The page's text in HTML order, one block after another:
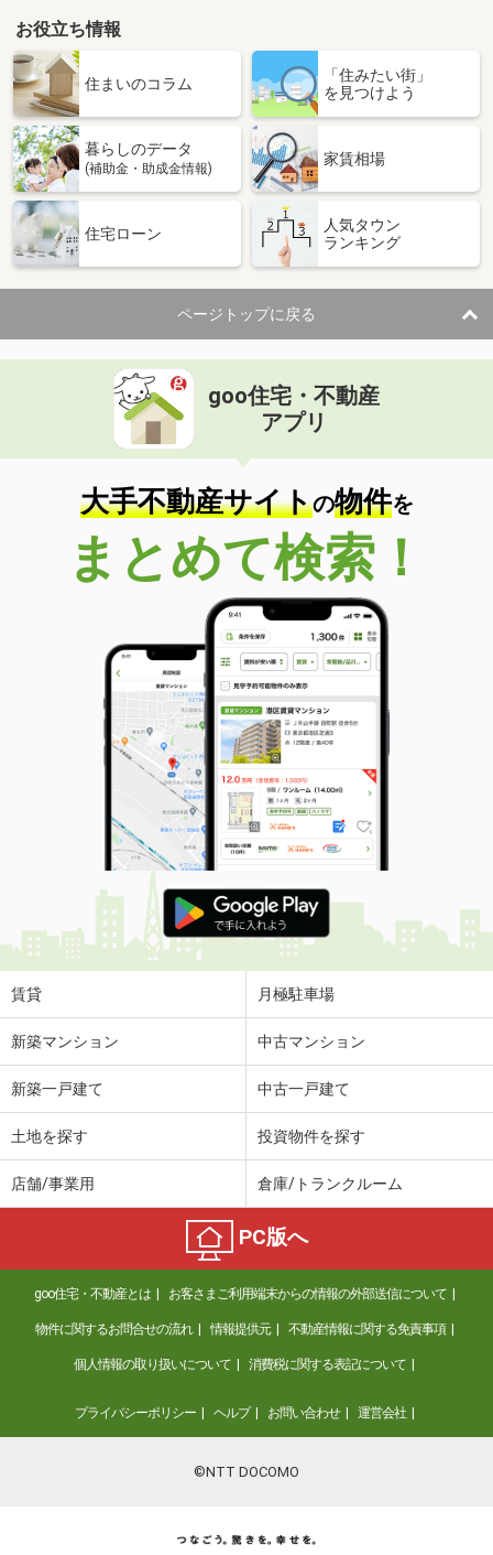
お役立ち情報
住まいのコラム
「住みたい街」
を見つけよう
暮らしのデータ
(補助金・助成金情報)
家賃相場
住宅ローン
人気タウン
ランキング
ページトップに戻る
goo住宅・不動産
アプリ
大手不動産サイトの物件を
まとめて検索！
賃貸 月極駐車場
新築マンション 中古マンション
新築一戸建て 中古一戸建て
土地を探す 投資物件を探す
店舗/事業用 倉庫/トランクルーム
PC版へ
goo住宅・不動産とは お客さまご利用端末からの情報の外部送信について
物件に関するお問合せの流れ 情報提供元 不動産情報に関する免責事項
個人情報の取り扱いについて 消費税に関する表記について
プライバシーポリシー ヘルプ お問い合わせ 運営会社
©NTT DOCOMO